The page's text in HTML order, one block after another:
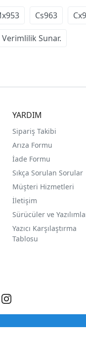
Cs963
Verimlilik Sunar.
YARDIM
Sipariş Takibi
Arıza Formu
İade Formu
Sıkça Sorulan Sorular
Müşteri Hizmetleri
İletişim
Sürücüler ve
Yazıcı Karşılaştırma
Tablosu